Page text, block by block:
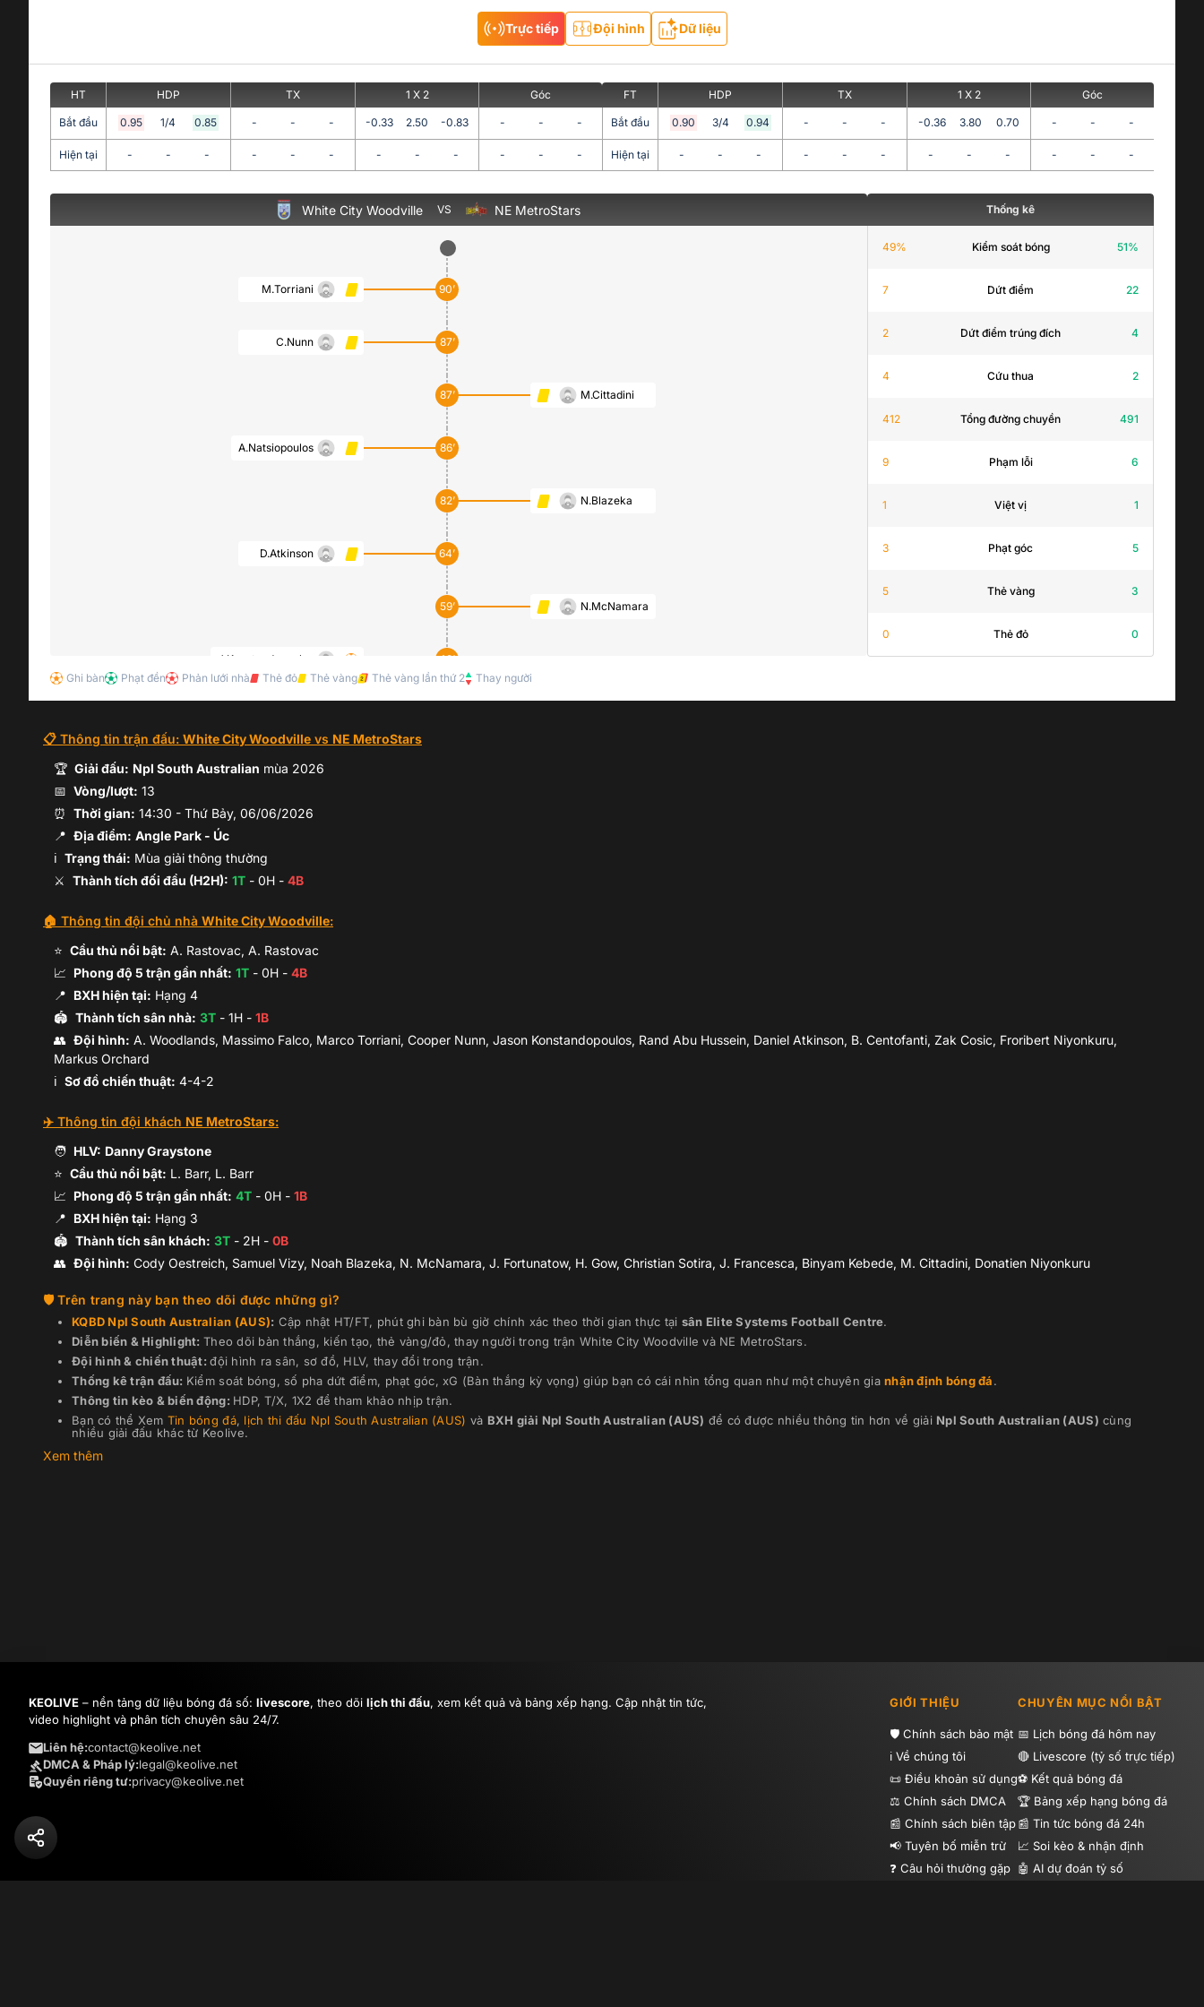
Trực tiếp Đội hình Dữ liệu
HT HDP TX 1 X 2 Góc
Bắt đầu 0.95 1/4 0.85 - - - -0.33 2.50 -0.83 - - -
Hiện tại - - - - - - - - - - - -
FT HDP TX 1 X 2 Góc
Bắt đầu 0.90 3/4 0.94 - - - -0.36 3.80 0.70 - - -
Hiện tại - - - - - - - - - - - -
White City Woodville VS NE MetroStars
M.Torriani 90’
C.Nunn 87’
87’ M.Cittadini
A.Natsiopoulos 86’
82’ N.Blazeka
D.Atkinson 64’
59’ N.McNamara
J.Konstandopoulos 49’
Ghi bàn Phạt đền Phản lưới nhà Thẻ đỏ Thẻ vàng Thẻ vàng lần thứ 2 Thay người
Thống kê
49% Kiểm soát bóng 51%
7 Dứt điểm 22
2 Dứt điểm trúng đích 4
4 Cứu thua 2
412 Tổng đường chuyền 491
9 Phạm lỗi 6
1 Việt vị 1
3 Phạt góc 5
5 Thẻ vàng 3
0 Thẻ đỏ 0
📋 Thông tin trận đấu: White City Woodville vs NE MetroStars
🏆 Giải đấu: Npl South Australian mùa 2026
📅 Vòng/lượt: 13
⏰ Thời gian: 14:30 - Thứ Bảy, 06/06/2026
📍 Địa điểm: Angle Park - Úc
ℹ️ Trạng thái: Mùa giải thông thường
⚔️ Thành tích đối đầu (H2H): 1T - 0H - 4B
🏠 Thông tin đội chủ nhà White City Woodville:
⭐ Cầu thủ nổi bật: A. Rastovac, A. Rastovac
📈 Phong độ 5 trận gần nhất: 1T - 0H - 4B
📍 BXH hiện tại: Hạng 4
🏟️ Thành tích sân nhà: 3T - 1H - 1B
👥 Đội hình: A. Woodlands, Massimo Falco, Marco Torriani, Cooper Nunn, Jason Konstandopoulos, Rand Abu Hussein, Daniel Atkinson, B. Centofanti, Zak Cosic, Froribert Niyonkuru,
Markus Orchard
ℹ️️ Sơ đồ chiến thuật: 4-4-2
✈️ Thông tin đội khách NE MetroStars:
🧑 HLV: Danny Graystone
⭐ Cầu thủ nổi bật: L. Barr, L. Barr
📈 Phong độ 5 trận gần nhất: 4T - 0H - 1B
📍 BXH hiện tại: Hạng 3
🏟️ Thành tích sân khách: 3T - 2H - 0B
👥 Đội hình: Cody Oestreich, Samuel Vizy, Noah Blazeka, N. McNamara, J. Fortunatow, H. Gow, Christian Sotira, J. Francesca, Binyam Kebede, M. Cittadini, Donatien Niyonkuru
Trên trang này bạn theo dõi được những gì?
KQBDNpl South Australian (AUS): Cập nhật HT/FT, phút ghi bàn bù giờ chính xác theo thời gian thực tại sân Elite Systems Football Centre.
Diễn biến & Highlight: Theo dõi bàn thắng, kiến tạo, thẻ vàng/đỏ, thay người trong trận White City Woodville và NE MetroStars.
Đội hình & chiến thuật:đội hình ra sân, sơ đồ, HLV, thay đổi trong trận.
Thống kê trận đấu: Kiểm soát bóng, số pha dứt điểm, phạt góc, xG (Bàn thắng kỳ vọng) giúp bạn có cái nhìn tổng quan như một chuyên gia nhận định bóng đá.
Thông tin kèo & biến động: HDP, T/X, 1X2 để tham khảo nhịp trận.
Bạn có thể Xem Tin bóng đá, lịch thi đấu Npl South Australian (AUS) và BXH giải Npl South Australian (AUS) để có được nhiều thông tin hơn về giải Npl South Australian (AUS) cùng
nhiều giải đấu khác từ Keolive.
Xem thêm
KEOLIVE – nền tảng dữ liệu bóng đá số: livescore, theo dõi lịch thi đấu, xem kết quả và bảng xếp hạng. Cập nhật tin tức,
video highlight và phân tích chuyên sâu 24/7.
Liên hệ:contact@keolive.net
DMCA & Pháp lý:legal@keolive.net
Quyền riêng tư:privacy@keolive.net
GIỚI THIỆU
Chính sách bảo mật
Về chúng tôi
Điều khoản sử dụng
Chính sách DMCA
Chính sách biên tập
Tuyên bố miễn trừ
Câu hỏi thường gặp
CHUYÊN MỤC NỔI BẬT
Lịch bóng đá hôm nay
Livescore (tỷ số trực tiếp)
Kết quả bóng đá
Bảng xếp hạng bóng đá
Tin tức bóng đá 24h
Soi kèo & nhận định
AI dự đoán tỷ số